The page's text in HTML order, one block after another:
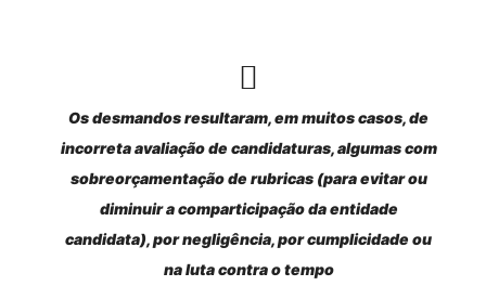
Os desmandos resultaram, em muitos casos, de
incorreta avaliação de candidaturas, algumas com
sobreorçamentação de rubricas (para evitar ou
diminuir a comparticipação da entidade
candidata), por negligência, por cumplicidade ou
na luta contra o tempo